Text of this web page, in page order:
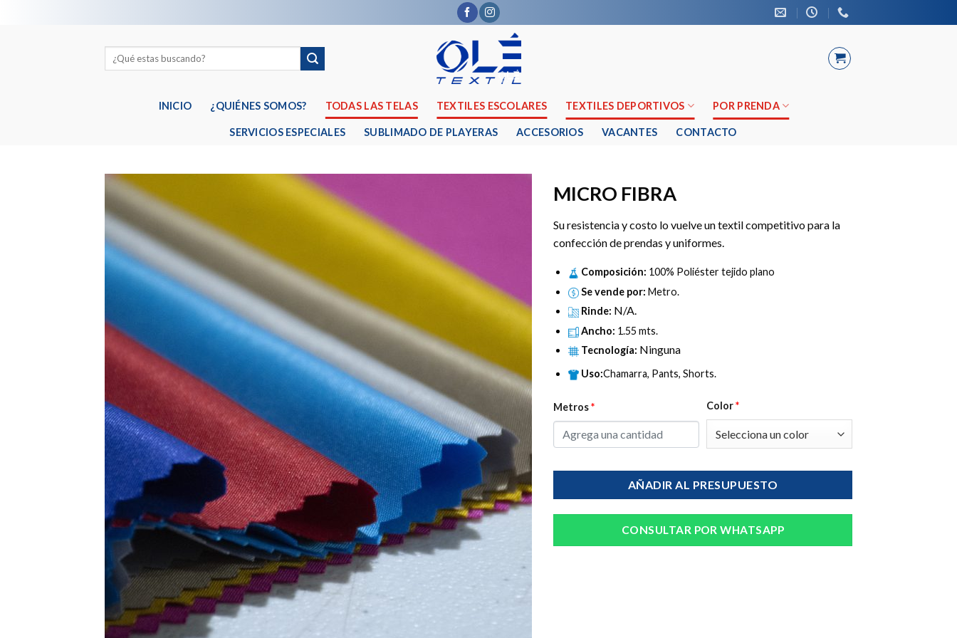
INICIO ¿QUIÉNES SOMOS? TODAS LAS TELAS TEXTILES ESCOLARES TEXTILES DEPORTIVOS POR PRENDA
SERVICIOS ESPECIALES SUBLIMADO DE PLAYERAS ACCESORIOS VACANTES CONTACTO
MICRO FIBRA
Su resistencia y costo lo vuelve un textil competitivo para la
confección de prendas y uniformes.
Composición: 100% Poliéster tejido plano
Se vende por: Metro.
Rinde: N/A.
Ancho: 1.55 mts.
Tecnología: Ninguna
Uso:Chamarra, Pants, Shorts.
Metros* Color*
AÑADIR AL PRESUPUESTO
CONSULTAR POR WHATSAPP